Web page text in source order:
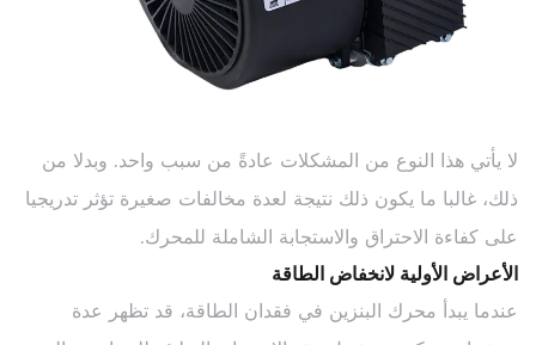
لا يأتي هذا النوع من المشكلات عادةً من سبب واحد. وبدلا من
ذلك، غالبا ما يكون ذلك نتيجة لعدة مخالفات صغيرة تؤثر تدريجيا
على كفاءة الاحتراق والاستجابة الشاملة للمحرك.
الأعراض الأولية لانخفاض الطاقة
عندما يبدأ محرك البنزين في فقدان الطاقة، قد تظهر عدة